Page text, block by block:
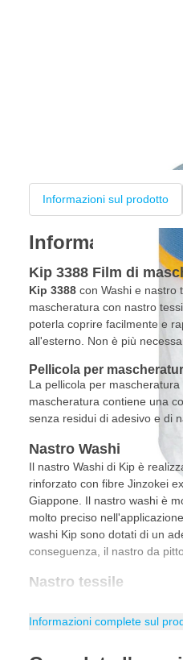
Informazioni sul prodotto
Informazioni
Kip 3388 Film di
Kip 3388 con Washi e nastro
mascheratura con nastro
poterla coprire facilmente e
all'esterno. Non è più
Pellicola per
La pellicola per
mascheratura contiene una
senza residui di adesivo e di
Nastro Washi
Il nastro Washi di Kip è
rinforzato con fibre Jinzokei
Giappone. Il nastro washi è
molto preciso
washi Kip sono dotati di un
conseguenza, il nastro da
Nastro tessile
nastro è in tessuto laminato
Informazioni complete sul